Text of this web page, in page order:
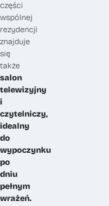
części
wspólnej
rezydencji
znajduje
się
także
salon
telewizyjny
i
czytelniczy,
idealny
do
wypoczynku
po
dniu
pełnym
wrażeń.